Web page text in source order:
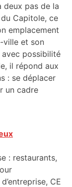
deux pas de la
Capitole, ce
emplacement
ville et son
avec possibilité
il répond aux
: se déplacer
un cadre
: restaurants,
CE